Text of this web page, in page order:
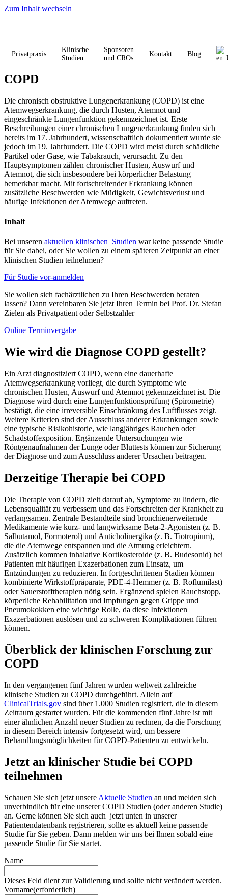
Zum Inhalt wechseln
Privatpraxis
Klinische
Studien
Sponsoren
und CROs
Kontakt Blog
COPD
Die chronisch obstruktive Lungenerkrankung (COPD) ist eine
Atemwegserkrankung, die durch Husten, Atemnot und
eingeschränkte Lungenfunktion gekennzeichnet ist. Erste
Beschreibungen einer chronischen Lungenerkrankung finden sich
bereits im 17. Jahrhundert, wissenschaftlich dokumentiert wurde sie
jedoch im 19. Jahrhundert. Die COPD wird meist durch schädliche
Partikel oder Gase, wie Tabakrauch, verursacht. Zu den
Hauptsymptomen zählen chronischer Husten, Auswurf und
Atemnot, die sich insbesondere bei körperlicher Belastung
bemerkbar macht. Mit fortschreitender Erkrankung können
zusätzliche Beschwerden wie Müdigkeit, Gewichtsverlust und
häufige Infektionen der Atemwege auftreten.
Inhalt
Bei unseren aktuellen klinischen Studien war keine passende Studie
für Sie dabei, oder Sie wollen zu einem späteren Zeitpunkt an einer
klinischen Studien teilnehmen?
Für Studie vor-anmelden
Sie wollen sich fachärztlichen zu Ihren Beschwerden beraten
lassen? Dann vereinbaren Sie jetzt Ihren Termin bei Prof. Dr. Stefan
Zielen als Privatpatient oder Selbstzahler
Online Terminvergabe
Wie wird die Diagnose COPD gestellt?
Ein Arzt diagnostiziert COPD, wenn eine dauerhafte
Atemwegserkrankung vorliegt, die durch Symptome wie
chronischen Husten, Auswurf und Atemnot gekennzeichnet ist. Die
Diagnose wird durch eine Lungenfunktionsprüfung (Spirometrie)
bestätigt, die eine irreversible Einschränkung des Luftflusses zeigt.
Weitere Kriterien sind der Ausschluss anderer Erkrankungen sowie
eine typische Risikohistorie, wie langjähriges Rauchen oder
Schadstoffexposition. Ergänzende Untersuchungen wie
Röntgenaufnahmen der Lunge oder Bluttests können zur Sicherung
der Diagnose und zum Ausschluss anderer Ursachen beitragen.
Derzeitige Therapie bei COPD
Die Therapie von COPD zielt darauf ab, Symptome zu lindern, die
Lebensqualität zu verbessern und das Fortschreiten der Krankheit zu
verlangsamen. Zentrale Bestandteile sind bronchienerweiternde
Medikamente wie kurz- und langwirksame Beta-2-Agonisten (z. B.
Salbutamol, Formoterol) und Anticholinergika (z. B. Tiotropium),
die die Atemwege entspannen und die Atmung erleichtern.
Zusätzlich kommen inhalative Kortikosteroide (z. B. Budesonid) bei
Patienten mit häufigen Exazerbationen zum Einsatz, um
Entzündungen zu reduzieren. In fortgeschrittenen Stadien können
kombinierte Wirkstoffpräparate, PDE-4-Hemmer (z. B. Roflumilast)
oder Sauerstofftherapien nötig sein. Ergänzend spielen Rauchstopp,
körperliche Rehabilitation und Impfungen gegen Grippe und
Pneumokokken eine wichtige Rolle, da diese Infektionen
Exazerbationen auslösen und zu schweren Komplikationen führen
können.
Überblick der klinischen Forschung zur
COPD
In den vergangenen fünf Jahren wurden weltweit zahlreiche
klinische Studien zu COPD durchgeführt. Allein auf
ClinicalTrials.gov sind über 1.000 Studien registriert, die in diesem
Zeitraum gestartet wurden. Für die kommenden fünf Jahre ist mit
einer ähnlichen Anzahl neuer Studien zu rechnen, da die Forschung
in diesem Bereich intensiv fortgesetzt wird, um bessere
Behandlungsmöglichkeiten für COPD-Patienten zu entwickeln.
Jetzt an klinischer Studie bei COPD
teilnehmen
Schauen Sie sich jetzt unsere Aktuelle Studien an und melden sich
unverbindlich für eine unserer COPD Studien (oder anderen Studie)
an. Gerne können Sie sich auch jetzt unten in unserer
Patientendatenbank registrieren, sollte es aktuell keine passende
Studie für Sie geben. Dann melden wir uns bei Ihnen sobald eine
passende Studie für Sie startet.
Name
Dieses Feld dient zur Validierung und sollte nicht verändert werden.
Vorname(erforderlich)